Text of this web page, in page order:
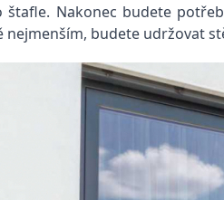
Nakonec budete
budete udržovat